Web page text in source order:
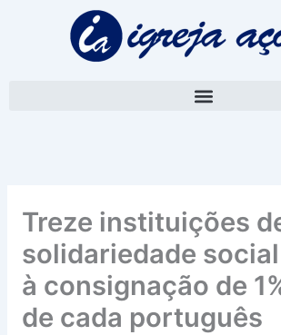
Treze instituições
solidariedade
à consignação de
de cada português